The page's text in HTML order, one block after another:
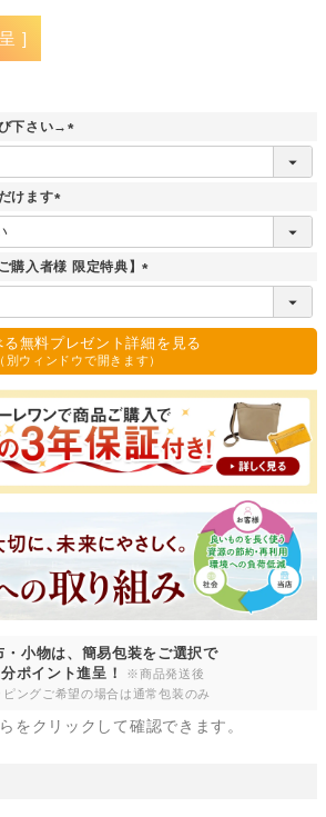
]
下さい→
(
けます
(
須
購入者様 限定特典】
(
須
)
無料プレゼント詳細を見る
（別ウィンドウで開きます）
・小物は、簡易包装をご選択で
ポイント進呈！
※商品発送後
ングご希望の場合は通常包装のみ
をクリックして確認できます。